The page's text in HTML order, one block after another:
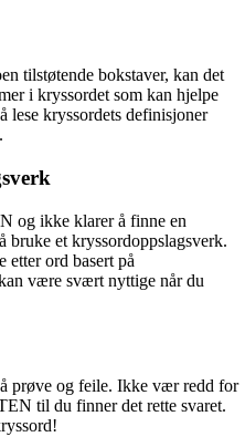
tilstøtende bokstaver, kan det
i kryssordet som kan hjelpe
lese kryssordets definisjoner
og ikke klarer å finne en
bruke et kryssordoppslagsverk.
etter ord basert på
være svært nyttige når du
prøve og feile. Ikke vær redd for
til du finner det rette svaret.